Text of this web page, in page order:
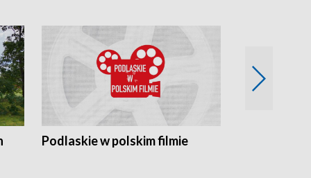
Podlaskie w polskim filmie